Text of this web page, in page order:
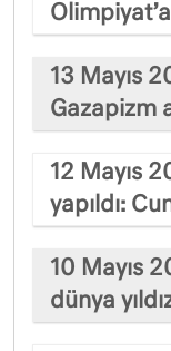
13 Mayıs
Gazapizm
12 Mayıs
yapıldı:
10 Mayıs
dünya